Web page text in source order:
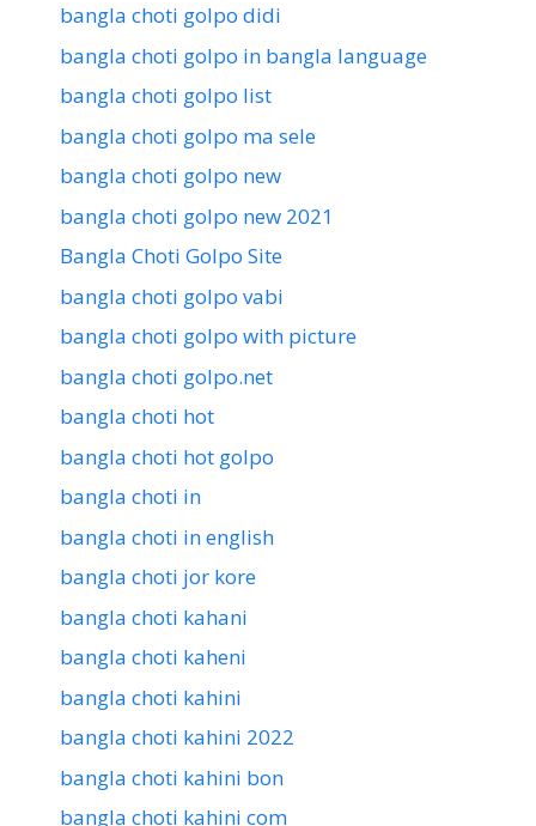
bangla choti golpo didi
bangla choti golpo in bangla language
bangla choti golpo list
bangla choti golpo ma sele
bangla choti golpo new
bangla choti golpo new 2021
Bangla Choti Golpo Site
bangla choti golpo vabi
bangla choti golpo with picture
bangla choti golpo.net
bangla choti hot
bangla choti hot golpo
bangla choti in
bangla choti in english
bangla choti jor kore
bangla choti kahani
bangla choti kaheni
bangla choti kahini
bangla choti kahini 2022
bangla choti kahini bon
bangla choti kahini com